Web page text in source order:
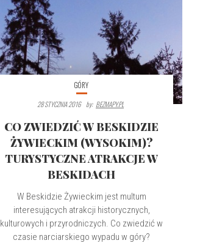
GÓRY
28 STYCZNIA 2016
By: BEZMAPY.PL
CO ZWIEDZIĆ W BESKIDZIE
ŻYWIECKIM (WYSOKIM)?
TURYSTYCZNE ATRAKCJE W
BESKIDACH
W Beskidzie Żywieckim jest multum
interesujących atrakcji historycznych,
kulturowych i przyrodniczych. Co zwiedzić w
czasie narciarskiego wypadu w góry?